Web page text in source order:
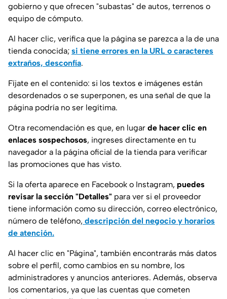
gobierno y que ofrecen "subastas" de autos, terrenos o
equipo de cómputo.
Al hacer clic, verifica que la página se parezca a la de una
tienda conocida; si tiene errores en la URL o caracteres
extraños, desconfía.
Fíjate en el contenido: si los textos e imágenes están
desordenados o se superponen, es una señal de que la
página podría no ser legítima.
Otra recomendación es que, en lugar de hacer clic en
enlaces sospechosos, ingreses directamente en tu
navegador a la página oficial de la tienda para verificar
las promociones que has visto.
Si la oferta aparece en Facebook o Instagram, puedes
revisar la sección "Detalles" para ver si el proveedor
tiene información como su dirección, correo electrónico,
número de teléfono, descripción del negocio y horarios
de atención.
Al hacer clic en "Página", también encontrarás más datos
sobre el perfil, como cambios en su nombre, los
administradores y anuncios anteriores. Además, observa
los comentarios, ya que las cuentas que cometen